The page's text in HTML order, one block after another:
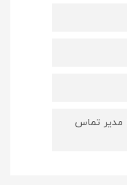
مدیر تماس